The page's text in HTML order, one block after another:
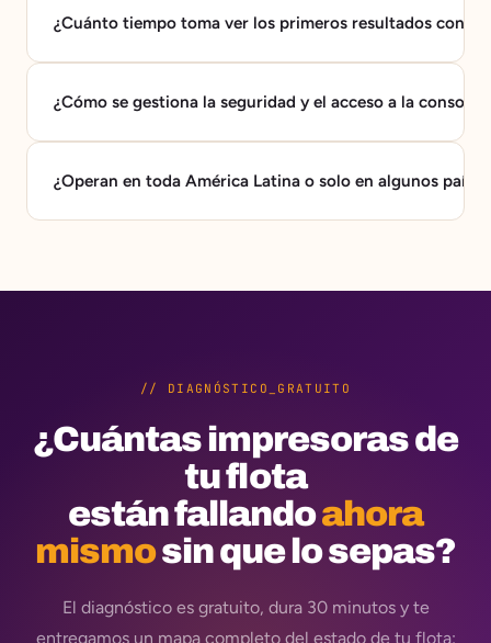
¿Cuánto tiempo toma ver los primeros resultados
¿Cómo se gestiona la seguridad y el acceso a la consola?
¿Operan en toda América Latina o solo en algunos
// DIAGNÓSTICO_GRATUITO
¿Cuántas impresoras de
tu flota
están fallandoahora
mismosin que lo sepas?
El diagnóstico es gratuito, dura 30 minutos y te
entregamos un mapa completo del estado de tu flota: